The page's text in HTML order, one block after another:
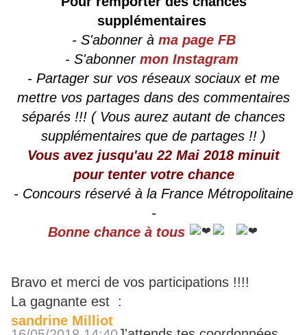
supplémentaires
- S'abonner à ma page FB
- S'abonner mon Instagram
- Partager sur vos réseaux sociaux et me
mettre vos partages dans des commentaires
séparés !!! ( Vous aurez autant de chances
supplémentaires que de partages !! )
Vous avez jusqu'au 22 Mai 2018 minuit
pour tenter votre chance
- Concours réservé à la France Métropolitaine
-
Bonne chance à tous
Bravo et merci de vos participations !!!!
La gagnante est :
sandrine Milliot